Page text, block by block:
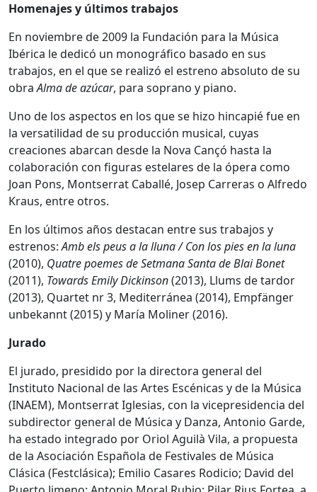
Homenajes y últimos trabajos
En noviembre de 2009 la Fundación para la Música
Ibérica le dedicó un monográfico basado en sus
trabajos, en el que se realizó el estreno absoluto de su
obraAlma de azúcar, para soprano y piano.
Uno de los aspectos en los que se hizo hincapié fue en
la versatilidad de su producción musical, cuyas
creaciones abarcan desde la Nova Cançó hasta la
colaboración con figuras estelares de la ópera como
Joan Pons, Montserrat Caballé, Josep Carreras o Alfredo
Kraus, entre otros.
En los últimos años destacan entre sus trabajos y
estrenos:Amb els peus a la lluna / Con los pies en la luna
(2010), Quatre poemes de Setmana Santa de Blai Bonet
(2011), Towards Emily Dickinson(2013), Llums de tardor
(2013), Quartet nr 3, Mediterránea (2014), Empfänger
unbekannt (2015) y María Moliner (2016).
Jurado
El jurado, presidido por la directora general del
Instituto Nacional de las Artes Escénicas y de la Música
(INAEM), Montserrat Iglesias, con la vicepresidencia del
subdirector general de Música y Danza, Antonio Garde,
ha estado integrado por Oriol Aguilà Vila, a propuesta
de la Asociación Española de Festivales de Música
Clásica (Festclásica); Emilio Casares Rodicio; David del